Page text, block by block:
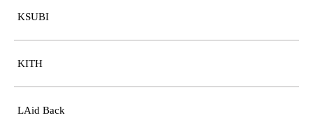
KSUBI
KITH
LAid Back